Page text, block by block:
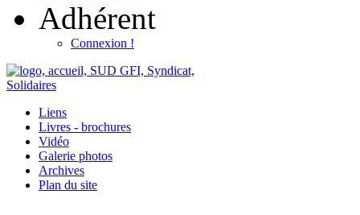
Adhérent
Connexion !
Liens
Livres - brochures
Vidéo
Galerie photos
Archives
Plan du site